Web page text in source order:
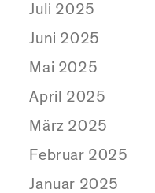
Juli 2025
Juni 2025
Mai 2025
April 2025
März 2025
Februar 2025
Januar 2025